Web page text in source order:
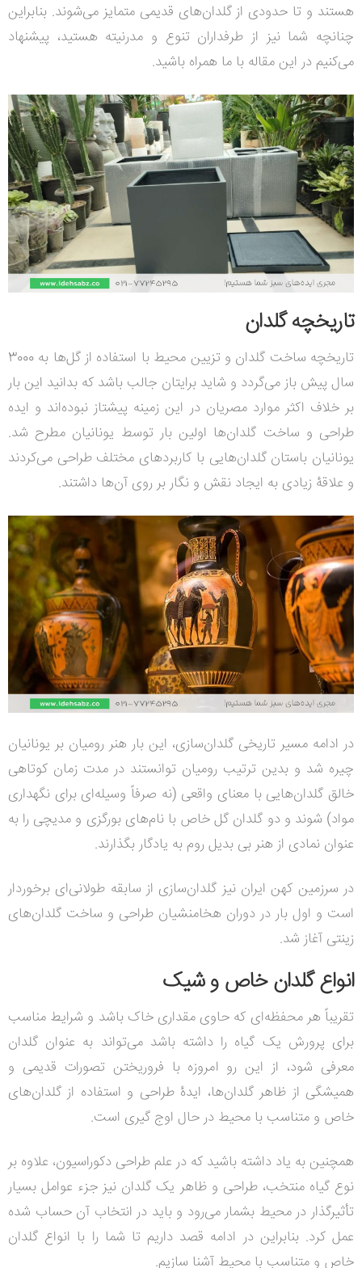
هستند و تا حدودی از گلدان‌های قدیمی متمایز می‌شوند. بنابراین
چنانچه شما نیز از طرفداران تنوع و مدرنیته هستید، پیشنهاد
می‌کنیم در این مقاله با ما همراه باشید.
تاریخچه گلدان
تاریخچه ساخت گلدان و تزیین محیط با استفاده از گل‌ها به 3000
سال پیش باز می‌گردد و شاید برایتان جالب باشد که بدانید این بار
بر خلاف اکثر موارد مصریان در این زمینه پیشتاز نبوده‌اند و ایده
طراحی و ساخت گلدان‌ها اولین بار توسط یونانیان مطرح شد.
یونانیان باستان گلدان‌هایی با کاربردهای مختلف طراحی می‌کردند
و علاقۀ زیادی به ایجاد نقش و نگار بر روی آن‌ها داشتند.
در ادامه مسیر تاریخی گلدان‌سازی، این بار هنر رومیان بر یونانیان
چیره شد و بدین ترتیب رومیان توانستند در مدت زمان کوتاهی
خالق گلدان‌هایی با معنای واقعی (نه صرفاً وسیله‌ای برای نگهداری
مواد) شوند و دو گلدان گل خاص با نام‌های بورگزی و مدیچی را به
عنوان نمادی از هنر بی بدیل روم به یادگار بگذارند.
در سرزمین کهن ایران نیز گلدان‌سازی از سابقه طولانی‌ای برخوردار
است و اول بار در دوران هخامنشیان طراحی و ساخت گلدان‌های
زینتی آغاز شد.
انواع گلدان خاص و شیک
تقریباً هر محفظه‌ای که حاوی مقداری خاک باشد و شرایط مناسب
برای پرورش یک گیاه را داشته باشد می‌تواند به عنوان گلدان
معرفی شود، از این رو امروزه با فروریختن تصورات قدیمی و
همیشگی از ظاهر گلدان‌ها، ایدۀ طراحی و استفاده از گلدان‌های
خاص و متناسب با محیط در حال اوج گیری است.
همچنین به یاد داشته باشید که در علم طراحی دکوراسیون، علاوه بر
نوع گیاه منتخب، طراحی و ظاهر یک گلدان نیز جزء عوامل بسیار
تأثیرگذار در محیط بشمار می‌رود و باید در انتخاب آن حساب شده
عمل کرد. بنابراین در ادامه قصد داریم تا شما را با انواع گلدان
خاص و متناسب با محیط آشنا سازیم.